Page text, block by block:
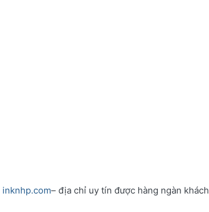
inknhp.com– địa chỉ uy tín được hàng ngàn khách